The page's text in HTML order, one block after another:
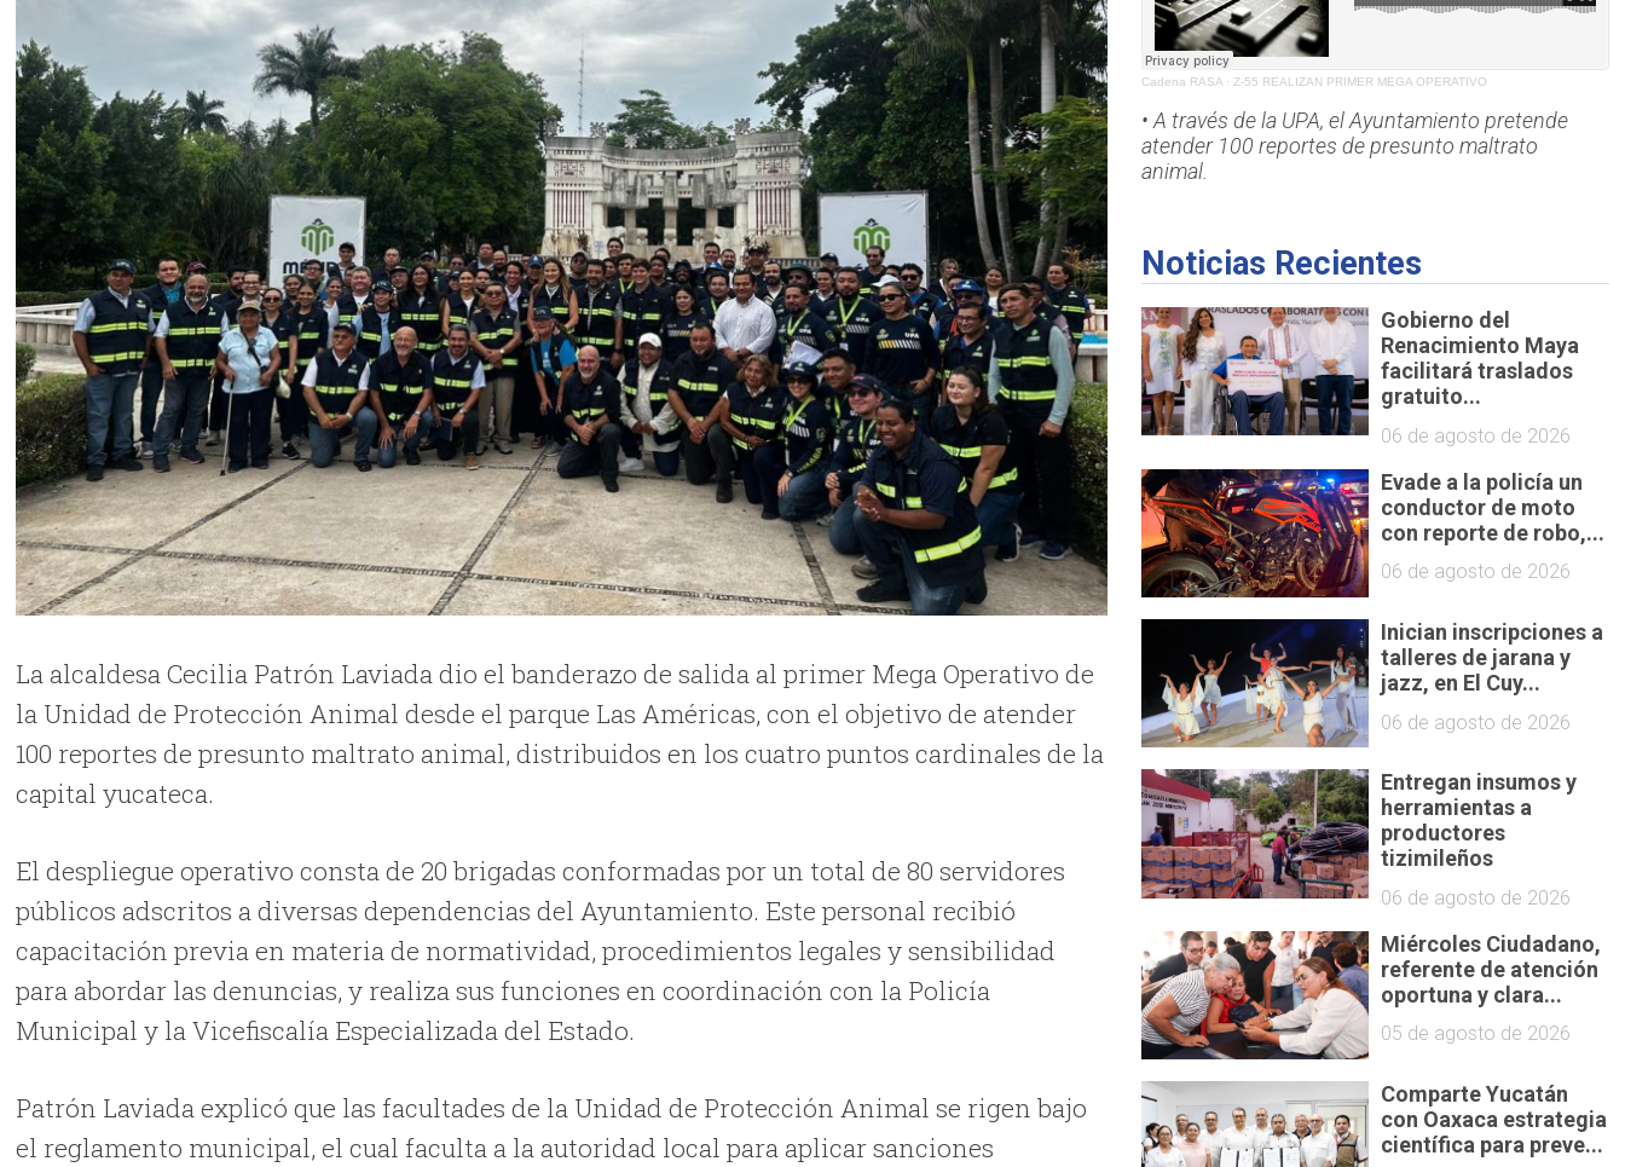
La alcaldesa Cecilia Patrón Laviada dio el banderazo de salida al primer Mega Operativo de
la Unidad de Protección Animal desde el parque Las Américas, con el objetivo de atender
100 reportes de presunto maltrato animal, distribuidos en los cuatro puntos cardinales de la
capital yucateca.
El despliegue operativo consta de 20 brigadas conformadas por un total de 80 servidores
públicos adscritos a diversas dependencias del Ayuntamiento. Este personal recibió
capacitación previa en materia de normatividad, procedimientos legales y sensibilidad
para abordar las denuncias, y realiza sus funciones en coordinación con la Policía
Municipal y la Vicefiscalía Especializada del Estado.
Patrón Laviada explicó que las facultades de la Unidad de Protección Animal se rigen bajo
el reglamento municipal, el cual faculta a la autoridad local para aplicar sanciones
Cadena RASA· Z-55 REALIZAN PRIMER MEGA OPERATIVO
• A través de la UPA, el Ayuntamiento pretende
atender 100 reportes de presunto maltrato
animal.
Noticias Recientes
Gobierno del
Renacimiento Maya
facilitará traslados
gratuito...
06 de agosto de 2026
Evade a la policía un
conductor de moto
con reporte de robo,...
06 de agosto de 2026
Inician inscripciones a
talleres de jarana y
jazz, en El Cuy...
06 de agosto de 2026
Entregan insumos y
herramientas a
productores
tizimileños
06 de agosto de 2026
Miércoles Ciudadano,
referente de atención
oportuna y clara...
05 de agosto de 2026
Comparte Yucatán
con Oaxaca estrategia
científica para preve...